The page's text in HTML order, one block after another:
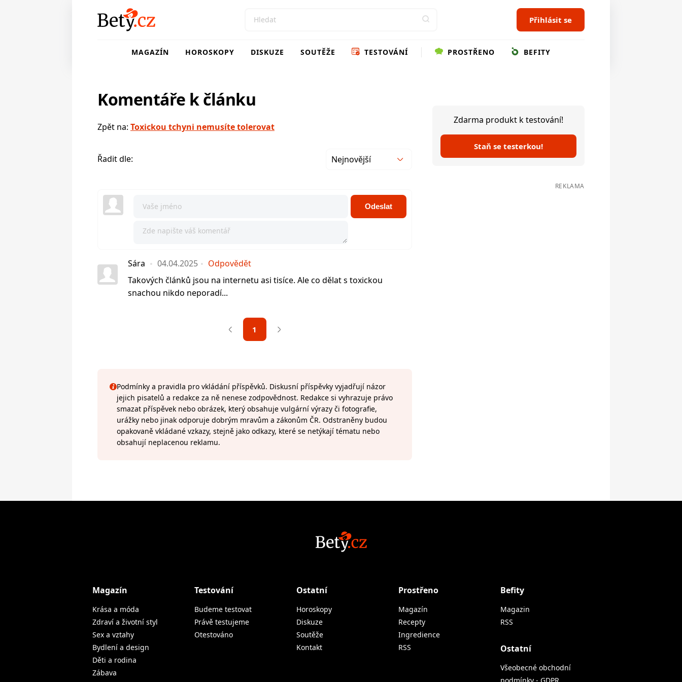
Přihlásit se
MAGAZÍN HOROSKOPY DISKUZE SOUTĚŽE TESTOVÁNÍ PROSTŘENO BEFITY
Komentáře k článku
Zpět na: Toxickou tchyni nemusíte tolerovat
Řadit dle: Nejnovější
Odeslat
Sára 04.04.2025
Odpovědět
Takových článků jsou na internetu asi tisíce. Ale co dělat s toxickou
snachou nikdo neporadí...
1
Podmínky a pravidla pro vkládání příspěvků. Diskusní příspěvky vyjadřují názor
jejich pisatelů a redakce za ně nenese zodpovědnost. Redakce si vyhrazuje právo
smazat příspěvek nebo obrázek, který obsahuje vulgární výrazy či fotografie,
urážky nebo jinak odporuje dobrým mravům a zákonům ČR. Odstraněny budou
opakovaně vkládané vzkazy, stejně jako odkazy, které se netýkají tématu nebo
obsahují neplacenou reklamu.
Zdarma produkt k testování!
Staň se testerkou!
REKLAMA
Magazín
Krása a móda
Zdraví a životní styl
Sex a vztahy
Bydlení a design
Děti a rodina
Zábava
Testování
Budeme testovat
Právě testujeme
Otestováno
Ostatní
Horoskopy
Diskuze
Soutěže
Kontakt
Prostřeno
Magazín
Recepty
Ingredience
RSS
Befity
Magazin
RSS
Ostatní
Všeobecné obchodní